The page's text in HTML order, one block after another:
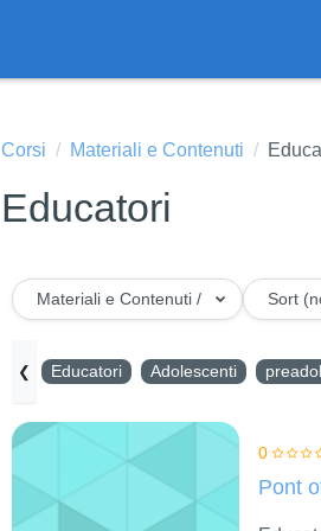
Corsi
Materiali e Contenuti
Educatori
Materiali e Contenuti / EducatoriSort
❮ Educatori Adolescenti
0
Pont